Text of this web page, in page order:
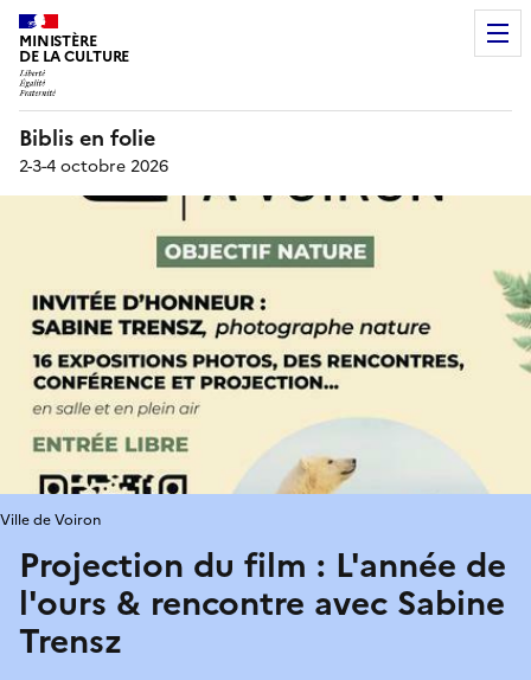
MINISTÈRE
DE LA CULTURE
Biblis en folie
2-3-4 octobre 2026
Projection du film : L'année de
l'ours & rencontre avec Sabine
Trensz
Ville de Voiron